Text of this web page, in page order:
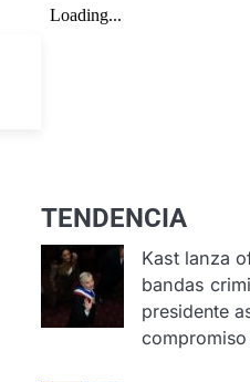
TENDENCIA
Kast lanza
bandas
presidente